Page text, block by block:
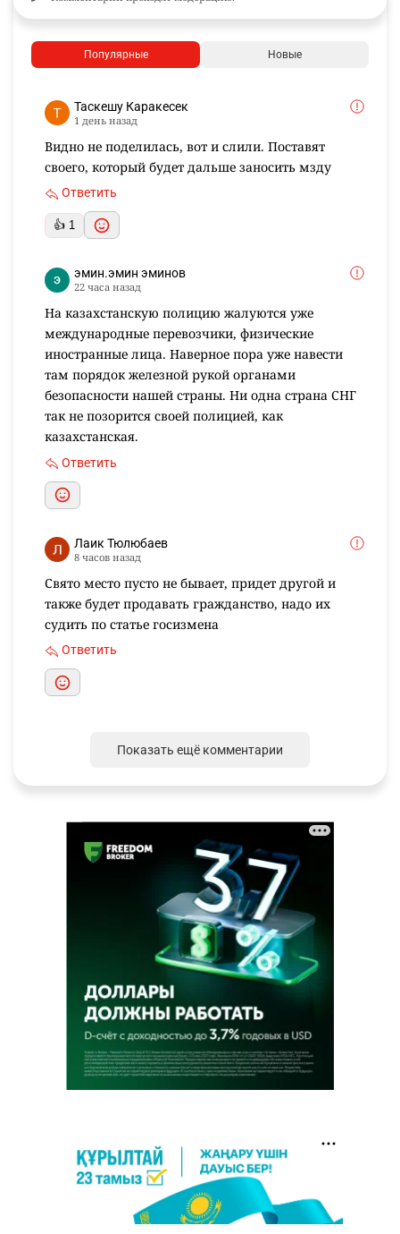
Популярные Новые
Таскешу Каракесек
1 день назад
Видно не поделилась, вот и слили. Поставят
своего, который будет дальше заносить мзду
Ответить
👍 1
эмин.эмин эминов
22 часа назад
На казахстанскую полицию жалуются уже
международные перевозчики, физические
иностранные лица. Наверное пора уже навести
там порядок железной рукой органами
безопасности нашей страны. Ни одна страна СНГ
так не позорится своей полицией, как
казахстанская.
Ответить
Лаик Тюлюбаев
8 часов назад
Свято место пусто не бывает, придет другой и
также будет продавать гражданство, надо их
судить по статье госизмена
Ответить
Показать ещё комментарии